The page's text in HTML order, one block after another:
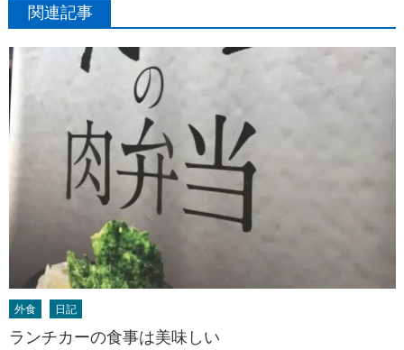
関連記事
外食 日記
ランチカーの食事は美味しい